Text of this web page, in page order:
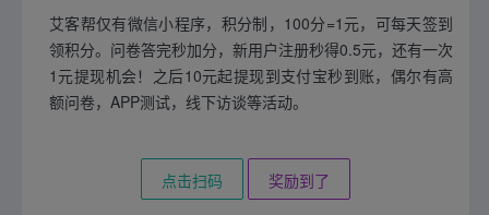
艾客帮仅有微信小程序，积分制，100分=1元，可每天签到
领积分。问卷答完秒加分，新用户注册秒得0.5元，还有一次
1元提现机会！之后10元起提现到支付宝秒到账，偶尔有高
额问卷，APP测试，线下访谈等活动。
点击扫码 奖励到了